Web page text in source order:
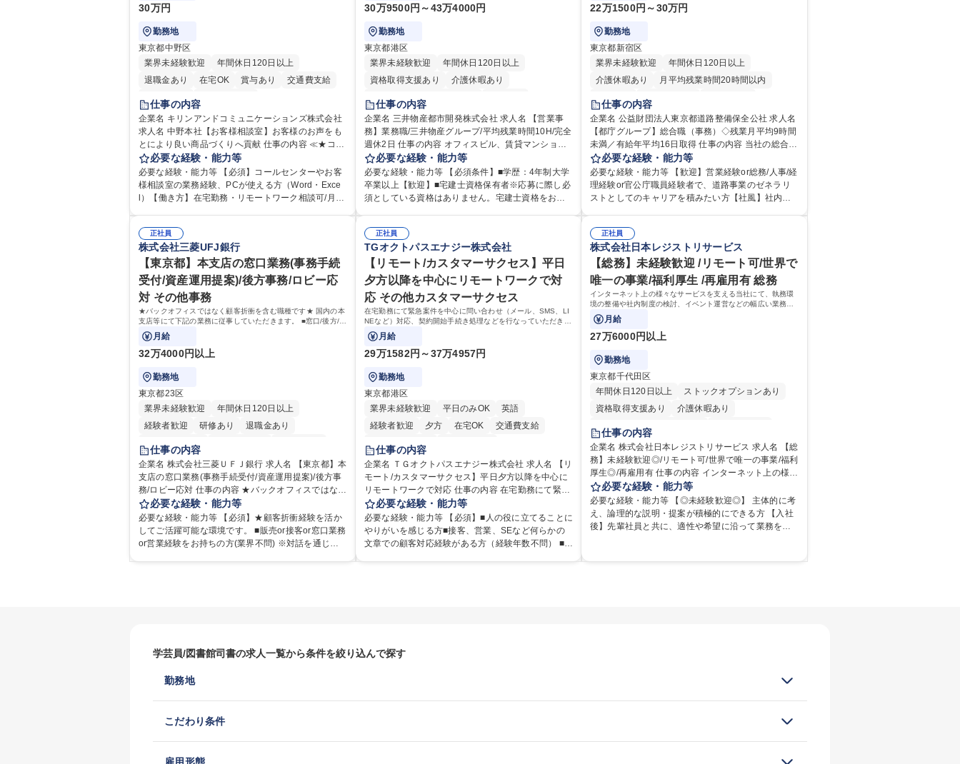
格：日商簿記検定1級 日商簿記検定2級 日商簿記検定
30万円
勤務地
東京都中野区
業界未経験歓迎
年間休日120日以上
退職金あり
在宅OK 賞与あり
交通費支給
土日祝休み
仕事の内容
企業名 キリンアンドコミュニケーションズ株式会社
求人名 中野本社【お客様相談室】お客様のお声をも
とにより良い商品づくりへ貢献 仕事の内容 ≪★コミ
ュニケーションを通してキリンのファンを増やしま
せんか？★≫ お客様のお声をより良い商品づくりに
活かしていく上で、窓口となるお客様相談室でのお
仕事です。 日々お客様からいただくキリングループ
るとともにグループ内活動に反映しています。 【具
体的には】電話応対、メール、お手紙対応、ご指摘
品調査報告書作成、有人チャットボット対応など。
【1日の対応件数】■電話：月間一人当たり平均100
件前後■メール・手紙：同上40件前後 募集職種 中野
本社【お客様相談室】お客様のお声をもとにより良
い商品づくりへ貢献
必要な経験・能力等
必要な経験・能力等 【必須】コールセンターやお客
様相談室の業務経験、PCが使える方（Word・Exce
l）【働き方】在宅勤務・リモートワーク相談可/月平
た段階でメール・手紙のOJTを実施する予定です。独
り立ち以降もしっかりフォローする体制を整えてい
ますのでご安心ください。 【当社について】キリン
グループの広報機能を担う会社として、お客様との
出会いを大切にし、磨き上げたホスピタリティを込
めてコミュニケーションをとりながら広報関連業務
を行っております。 学歴・資格 学歴：大学院 大学
高専 短大 専修学校 高校 語学力： 資格：
30万9500円～43万4000円
勤務地
東京都港区
業界未経験歓迎
年間休日120日以上
資格取得支援あり
介護休暇あり
月平均残業時間20時間以内
退職金あり
在宅OK 賞与あり
育休あり
完全週休2日制
交通費支給
駅近5分以内
土日祝休み
寮・社宅あり
仕事の内容
企業名 三井物産都市開発株式会社 求人名 【営業事
務】業務職/三井物産グループ/平均残業時間10H/完全
週休2日 仕事の内容 オフィスビル、賃貸マンショ
ン、物流倉庫等の不動産開発事業における用地取
得、開発推進、賃貸運営、売却、仲介・活用提案等
を行う営業部門において事務業務を担当いただきま
す。 【詳細】・契約書管理、契約書製本、捺印対
録、取引先マスター申請対応）・予算作成及び予実
管理・各種稟議書、報告書作成業務・各種台帳管
理、交際費・会議費支払報告書作成及び月次管理・
部内総務庶務全般 など※※配属先によっては上記の
他に担当頂く業務が発生する場合があります。 募集
職種 【営業事務】業務職/三井物産グループ/平均残業
時間10H/完全週休2日
必要な経験・能力等
必要な経験・能力等 【必須条件】■学歴：4年制大学
卒業以上【歓迎】■宅建士資格保有者※応募に際し必
須としている資格はありません。宅建士資格をお持
向学心豊かで、主体的に行動できる方。 ・社内外の
多様な関係者と協調して業務を進められるコミュニ
ケーション力がある方。 ・チャレンジを厭わず、粘
り強く業務に取り組める方。多様な関係者と謙虚に
信頼関係を構築でき、期限を意識したスケジュール
管理が出来る方。※将来的に他部署（営業部門、コ
ーポレート部門）へのジョブローテーションの可能
性があります。 学歴・資格 学歴：大学院 大学 語学
力： 資格：宅地建物取引士
22万1500円～30万円
勤務地
東京都新宿区
業界未経験歓迎
年間休日120日以上
介護休暇あり
月平均残業時間20時間以内
転勤なし
住宅手当あり
研修あり
退職金あり
賞与あり
完全週休2日制
交通費支給
駅近5分以内
資格取得手当あり
食事補助あり
仕事の内容
企業名 公益財団法人東京都道路整備保全公社 求人名
【都庁グループ】総合職（事務）◇残業月平均9時間
未満／有給年平均16日取得 仕事の内容 当社の総合職
として、ジョブローテーションによる人事経理部門
や収益事業等のフロント部門の部署等幅広い部署で
の業務をお任せいたします。研修制度やキャリア支
援が充実しております！ ※下記業務詳細 【業務詳
運営、新宿駅西口広場の「イベントコーナー」など
の管理運営 ■道路部門：整備の急がれる骨格幹線道路
や木造住宅密集地域の特定整備路線の用地取得、道
路に関する普及啓発事業、都内の道路施設や道路工
事現場の見学ツアー事業 ※入社後は上記いずれかの
部門へ配属。※業務内容変更の範囲：会社の定める
業月平均9時間未満／有給年平均16日取得
必要な経験・能力等
必要な経験・能力等 【歓迎】営業経験or総務/人事/経
理経験or官公庁職員経験者で、道路事業のゼネラリ
ストとしてのキャリアを積みたい方【社風】社内関
携われる：総合職（事務）では、駐車場の管理運営
や道路用地の取得、公益財団法人の中枢を担う管理
部門など多岐に渡る業務を経験できます。 ■様々なプ
ロジェクト：駐車場事業の他、新宿駅西口広場内に
設置された照明を兼ねた広告「ブライトサイン」の
管理運営を行うなど、事業収益を生み出す活動を積
極的に行っています。 学歴・資格 学歴：大学院 大学
高専 短大 専修学校 高校 語学力： 資格：
正社員
株式会社三菱UFJ銀行
【東京都】本支店の窓口業務(事務手続
受付/資産運用提案)/後方事務/ロビー応
対 その他事務
★バックオフィスではなく顧客折衝を含む職種です★ 国内の本
支店等にて下記の業務に従事していただきます。 ■窓口/後方/ロ
ビーにて事務手続等の受付・オペレーション、お客様対応
月給
32万4000円以上
勤務地
東京都23区
業界未経験歓迎
年間休日120日以上
経験者歓迎
研修あり
退職金あり
完全週休2日制
土日祝休み
仕事の内容
企業名 株式会社三菱ＵＦＪ銀行 求人名 【東京都】本
支店の窓口業務(事務手続受付/資産運用提案)/後方事
務/ロビー応対 仕事の内容 ★バックオフィスではなく
顧客折衝を含む職種です★ 国内の本支店等にて下記
の業務に従事していただきます。 ■窓口/後方/ロビー
にて事務手続等の受付・オペレーション、お客様対
応 ■窓口にて、ご来店された個人のお客様に対して金
必要な経験・能力等
必要な経験・能力等 【必須】★顧客折衝経験を活か
してご活躍可能な環境です。 ■販売or接客or窓口業務
or営業経験をお持ちの方(業界不問) ※対話を通じて
す。 学歴・資格 学歴：大学院 大学 高専 短大 専修学
校 高校 語学力： 資格：
正社員
TGオクトパスエナジー株式会社
【リモート/カスタマーサクセス】平日
夕方以降を中心にリモートワークで対
応 その他カスタマーサクセス
在宅勤務にて緊急案件を中心に問い合わせ（メール、SMS、LI
NEなど）対応、契約開始手続き処理などを行なっていただきま
す。カスタマーサクセス（Digiops：デジオプス）と運用構築の
業務となります。
月給
29万1582円～37万4957円
勤務地
東京都港区
業界未経験歓迎
平日のみOK
英語
経験者歓迎
夕方 在宅OK
交通費支給
フルタイム歓迎
仕事の内容
企業名 ＴＧオクトパスエナジー株式会社 求人名 【リ
モート/カスタマーサクセス】平日夕方以降を中心に
リモートワークで対応 仕事の内容 在宅勤務にて緊急
案件を中心に問い合わせ（メール、SMS、LINEな
ど）対応、契約開始手続き処理などを行なっていた
だきます。カスタマーサクセス（Digiops：デジオプ
ス）と運用構築の業務となります。 ■お問い合わせ対
必要な経験・能力等
必要な経験・能力等 【必須】■人の役に立てることに
やりがいを感じる方■接客、営業、SEなど何らかの
文章での顧客対応経験がある方（経験年数不問） ■通
ない方■英語は話せなくても問題はありませんが、英
語が話せますと、よりチャンスが広がります。※日
正社員
株式会社日本レジストリサービス
【総務】未経験歓迎 /リモート可/世界で
唯一の事業/福利厚生 /再雇用有 総務
インターネット上の様々なサービスを支える当社にて、執務環
境の整備や社内制度の検討、イベント運営などの幅広い業務を
担当し、間接的に会社の生産性向上や成長に貢献している部署
です。月給
27万6000円以上
勤務地
東京都千代田区
年間休日120日以上
ストックオプションあり
資格取得支援あり
介護休暇あり
月平均残業時間20時間以内
住宅手当あり
時短勤務あり
研修あり
在宅OK
賞与あり
完全週休2日制
交通費支給
駅近5分以内
土日祝休み
服装自由
仕事の内容
企業名 株式会社日本レジストリサービス 求人名 【総
務】未経験歓迎◎/リモート可/世界で唯一の事業/福利
厚生◎/再雇用有 仕事の内容 インターネット上の様々
なサービスを支える当社にて、執務環境の整備や社
内制度の検討、イベント運営などの幅広い業務を担
当し、間接的に会社の生産性向上や成長に貢献して
いる部署です。 会社の全メンバーが安心して長く成
に行っていただき、会社全体を巻き込み課題解決を
必要な経験・能力等
必要な経験・能力等 【◎未経験歓迎◎】 主体的に考
え、論理的な説明・提案が積極的にできる方 【入社
後】先輩社員と共に、適性や希望に沿って業務をお
順位付け、マルチタスクが得意・様々な立場で物事
学芸員/図書館司書の求人一覧から条件を絞り込んで探す
勤務地
こだわり条件
雇用形態